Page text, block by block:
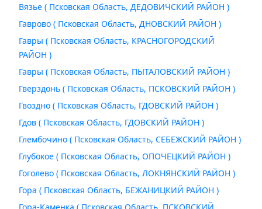
Вязье ( Псковская Область, ДЕДОВИЧСКИЙ РАЙОН )
Гаврово ( Псковская Область, ДНОВСКИЙ РАЙОН )
Гавры ( Псковская Область, КРАСНОГОРОДСКИЙ
РАЙОН )
Гавры ( Псковская Область, ПЫТАЛОВСКИЙ РАЙОН )
Гверздонь ( Псковская Область, ПСКОВСКИЙ РАЙОН )
Гвоздно ( Псковская Область, ГДОВСКИЙ РАЙОН )
Гдов ( Псковская Область, ГДОВСКИЙ РАЙОН )
Глембочино ( Псковская Область, СЕБЕЖСКИЙ РАЙОН )
Глубокое ( Псковская Область, ОПОЧЕЦКИЙ РАЙОН )
Гоголево ( Псковская Область, ЛОКНЯНСКИЙ РАЙОН )
Гора ( Псковская Область, БЕЖАНИЦКИЙ РАЙОН )